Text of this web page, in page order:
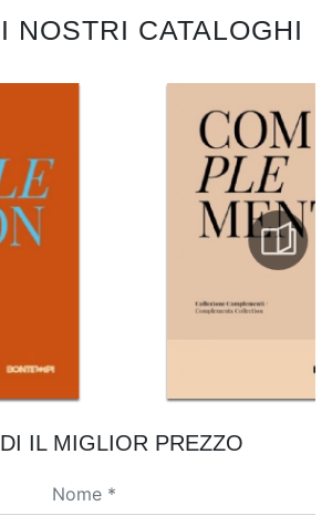
NOSTRI CATALOGHI
IL MIGLIOR PREZZO